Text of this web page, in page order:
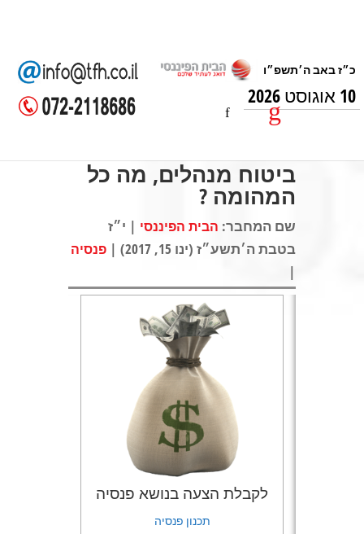
10 אוגוסט 2026
ביטוח מנהלים, מה כל
המהומה ?
שם המחבר: הבית הפיננסי | י״ז
בטבת ה׳תשע״ז (ינו 15, 2017) |
פנסיה
|
לקבלת הצעה בנושא פנסיה
תכנון פנסיה